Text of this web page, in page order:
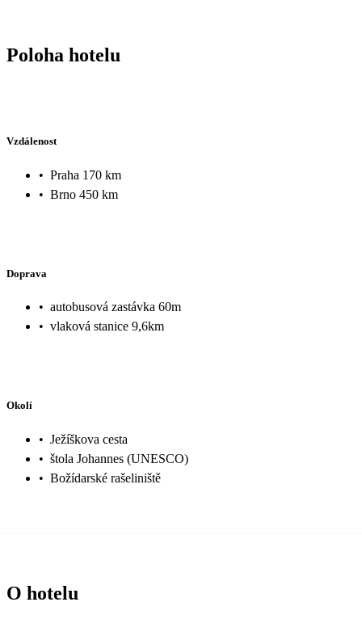
Poloha hotelu
Vzdálenost
• Praha 170 km
• Brno 450 km
Doprava
• autobusová zastávka 60m
• vlaková stanice 9,6km
Okolí
• Ježíškova cesta
• štola Johannes (UNESCO)
• Božídarské rašeliniště
O hotelu